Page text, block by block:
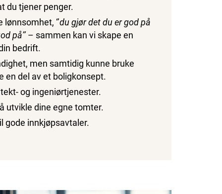
du tjener penger.
‘’du gjør det du er god på
på’’– sammen kan vi skape en
bedrift.
men samtidig kunne bruke
en del av et boligkonsept.
og ingeniørtjenester.
utvikle dine egne tomter.
gode innkjøpsavtaler.